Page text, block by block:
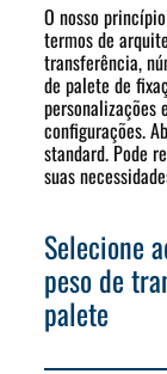
O nosso
termos de
transferência,
de palete de
personalizações
configurações.
standard. Pode
suas
Selecione
peso de
palete